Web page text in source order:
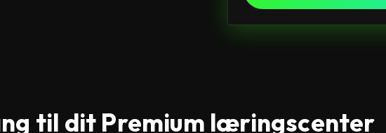
S
t
+
til dit Premium læringscenter